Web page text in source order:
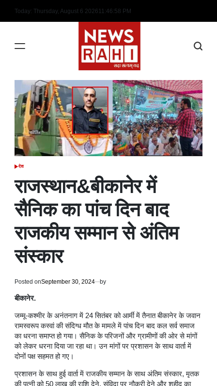
Today: Thursday, August 6 202611 :46:59 PM
POSTED
देश
राजस्थान&बीकानेर में
सैनिक का पांच दिन बाद
राजकीय सम्मान से अंतिम
संस्कार
Posted onSeptember 30, 2024 by
बीकानेर.
जम्मू-कश्मीर के अनंतनाग में 24 सितंबर को आर्मी में तैनात बीकानेर के जवान
रामस्वरूप कस्वां की संदिग्ध मौत के मामले में पांच दिन बाद कल सर्व समाज
का धरना समाप्त हो गया। सैनिक के परिजनों और ग्रामीणों की ओर से मांगों
को लेकर धरना दिया जा रहा था। उन मांगों पर प्रशासन के साथ वार्ता में
दोनों पक्ष सहमत हो गए।
प्रशासन के साथ हुई वार्ता में राजकीय सम्मान के साथ अंतिम संस्कार, मृतक
की पत्नी को 50 लाख की राशि देने, संविदा पर नौकरी देने और शहीद का